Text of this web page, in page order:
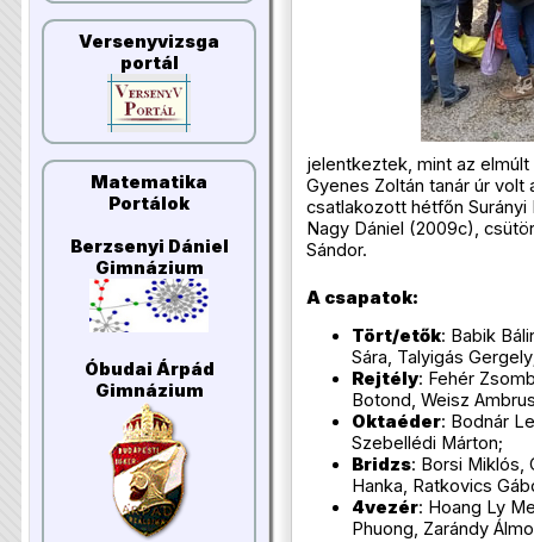
Versenyvizsga
portál
Matematika
Portálok
Berzsenyi Dániel
Gimnázium
Óbudai Árpád
Gimnázium
jelentkeztek, mint az
Gyenes Zoltán tanár úr volt
csatlakozott hétfőn
Nagy Dániel (2009c),
Sándor.
A csapatok:
Tört/etők: Babik
Sára, Talyigás
Rejtély: Fehér
Botond, Weisz
Oktaéder: Bodnár
Szebellédi Márton;
Bridzs: Borsi Miklós,
Hanka, Ratkovics
4vezér: Hoang Ly
Phuong, Zarándy